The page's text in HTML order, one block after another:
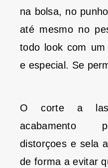
na bolsa, no
até mesmo no
todo look com
e especial. Se
O corte a
acabamento
distorçoes e sela
de forma a evitar